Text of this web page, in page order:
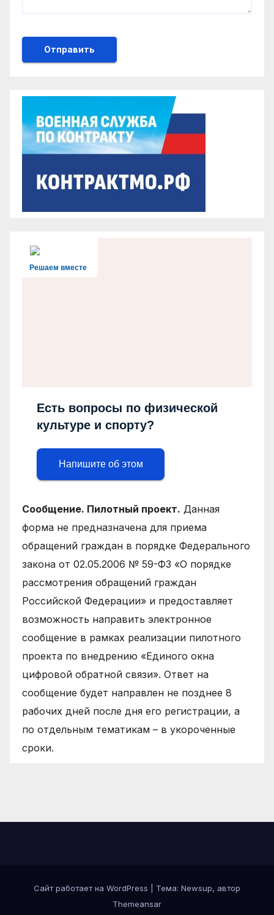
Решаем вместе
Есть вопросы по физической
культуре и спорту?
Напишите об этом
Сообщение. Пилотный проект. Данная
форма не предназначена для приема
обращений граждан в порядке Федерального
закона от 02.05.2006 № 59-ФЗ «О порядке
рассмотрения обращений граждан
Российской Федерации» и предоставляет
возможность направить электронное
сообщение в рамках реализации пилотного
проекта по внедрению «Единого окна
цифровой обратной связи». Ответ на
сообщение будет направлен не позднее 8
рабочих дней после дня его регистрации, а
по отдельным тематикам – в укороченные
сроки.
Сайт работает на WordPress
Тема: Newsup, автор
Themeansar